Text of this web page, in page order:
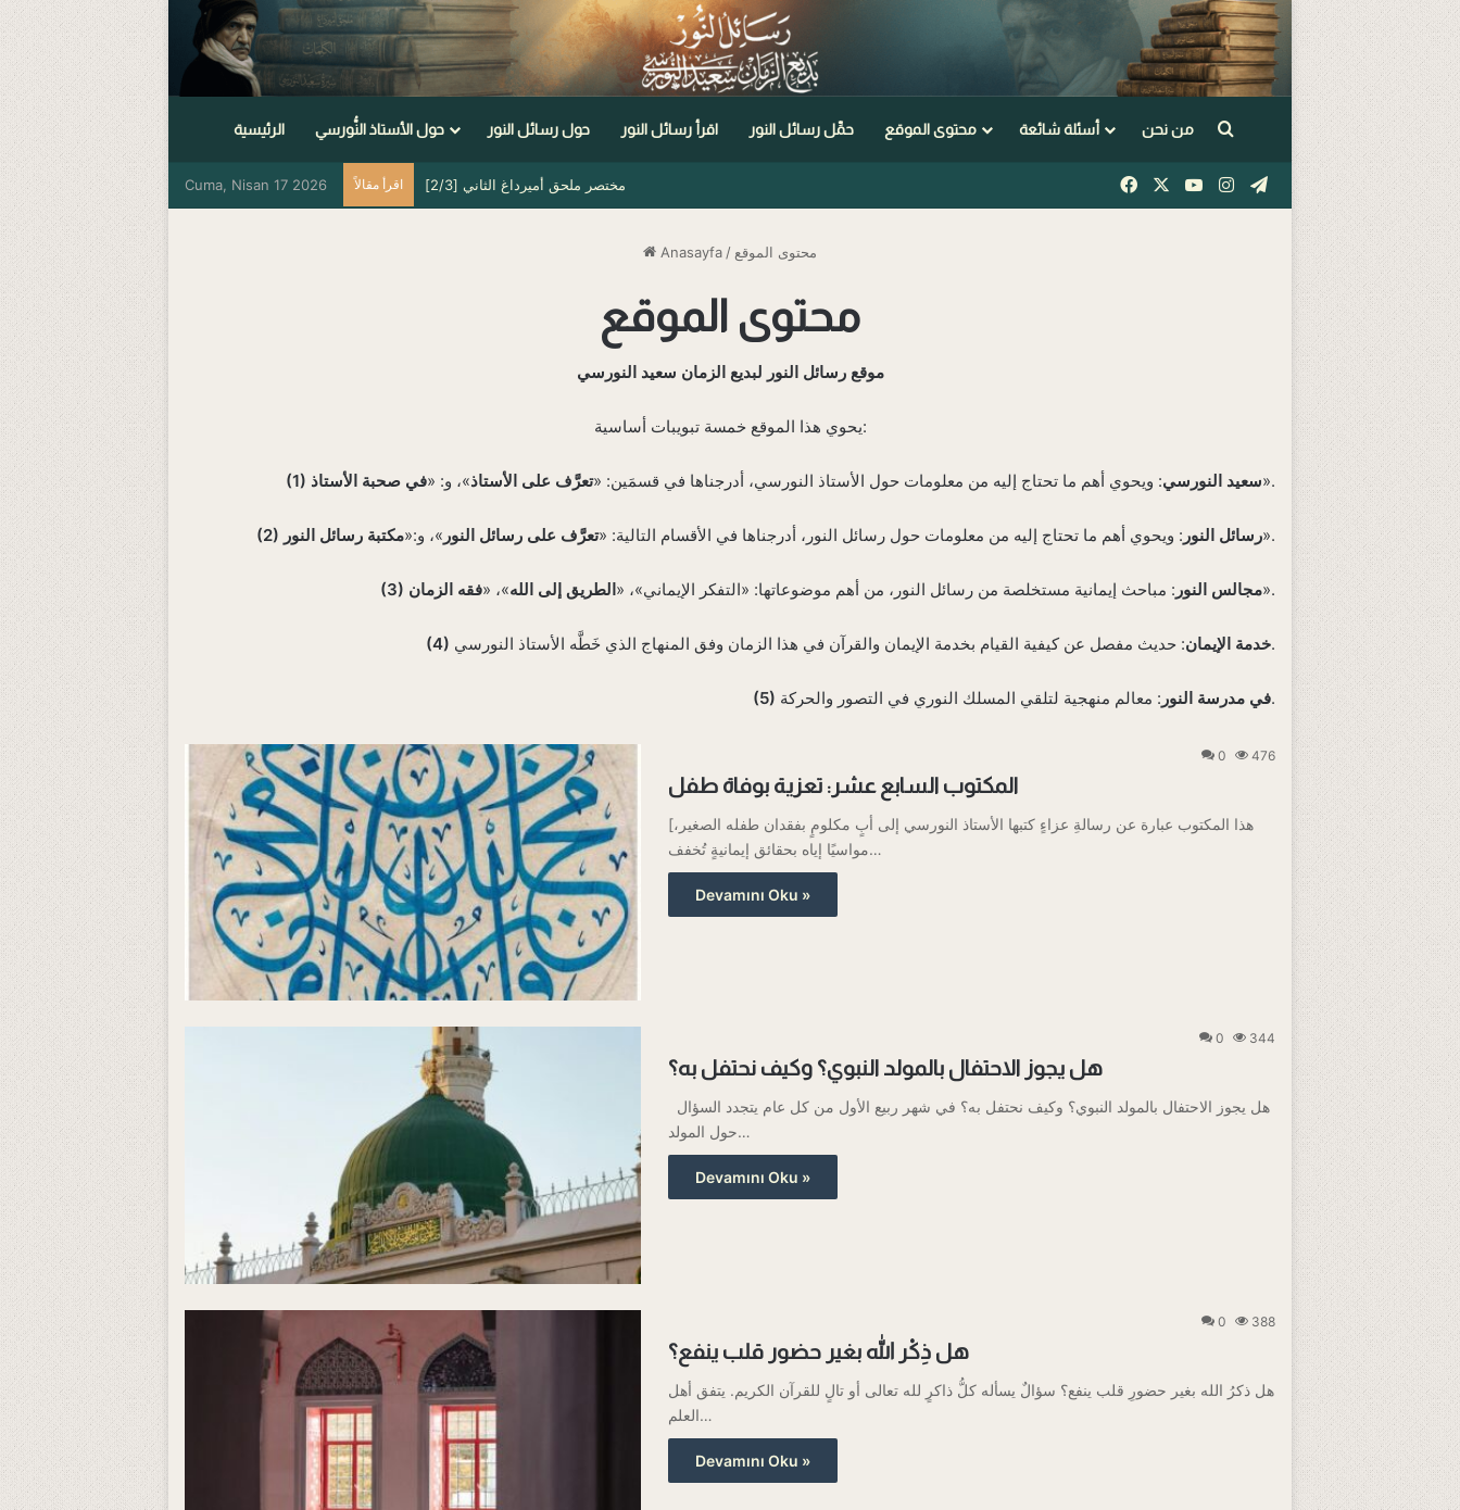
الرئيسية حول الأستاذ النُّورسي حول رسائل النور اقرأ رسائل النور حمِّل رسائل النور محتوى الموقع أسئلة شائعة من نحن Arama yap ...
Cuma, Nisan 17 2026 اقرأ مقالاً مختصر ملحق أميرداغ الثاني [2/3] FacebookYouTubeInstagramTelegram
Anasayfa / محتوى الموقع
محتوى الموقع
موقع رسائل النور لبديع الزمان سعيد النورسي
يحوي هذا الموقع خمسة تبويبات أساسية:
(1) سعيد النورسي: ويحوي أهم ما تحتاج إليه من معلومات حول الأستاذ النورسي، أدرجناها في قسمَين: «تعرَّف على الأستاذ»، و: «في صحبة الأستاذ ».
(2) رسائل النور : ويحوي أهم ما تحتاج إليه من معلومات حول رسائل النور، أدرجناها في الأقسام التالية: «تعرَّف على رسائل النور »، و:«مكتبة رسائل النور ».
(3) مجالس النور : مباحث إيمانية مستخلصة من رسائل النور، من أهم موضوعاتها: «التفكر الإيماني»، «الطريق إلى الله»، «فقه الزمان ».
(4) خدمة الإيمان: حديث مفصل عن كيفية القيام بخدمة الإيمان والقرآن في هذا الزمان وفق المنهاج الذي خَطَّه الأستاذ النورسي.
(5) في مدرسة النور: معالم منهجية لتلقي المسلك النوري في التصور والحركة.
0 476
المكتوب السابع عشر: تعزية بوفاة طفل
[هذا المكتوب عبارة عن رسالةِ عزاءٍ كتبها الأستاذ النورسي إلى أبٍ مكلومٍ بفقدان طفله الصغير،
مواسيًا إياه بحقائق إيمانيةٍ تُخفف…
Devamını Oku »
0 344
هل يجوز الاحتفال بالمولد النبوي؟ وكيف نحتفل به؟
حول المولد…
Devamını Oku »
0 388
هل ذِكْر الله بغير حضور قلب ينفع؟
هل ذكرُ الله بغير حضورِ قلب ينفع؟ سؤالٌ يسأله كلُّ ذاكرٍ لله تعالى أو تالٍ للقرآن الكريم. يتفق أهل
العلم…
Devamını Oku »